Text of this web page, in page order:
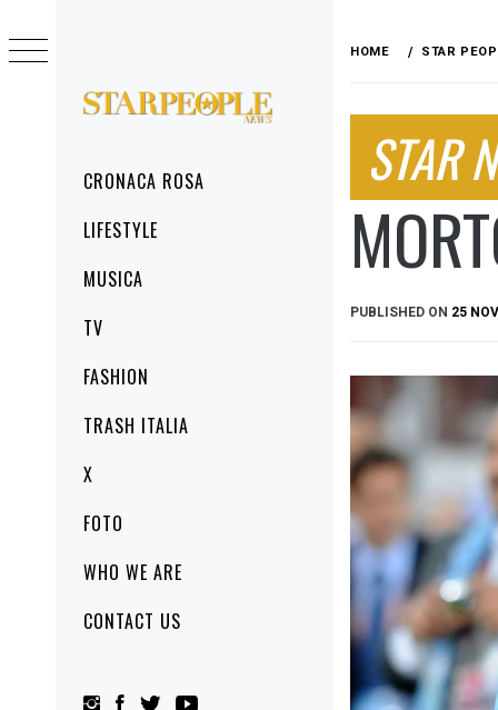
STARPEOPLENEWS
MenuCRONACA ROSA
LIFESTYLE
MUSICA
TV
FASHION
TRASH ITALIA
X
FOTO
WHO WE ARE
CONTACT US
to
content
HOME STAR
STAR
PUBLISHED ON 25